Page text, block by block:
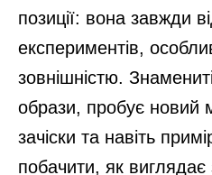
позиції: вона завжди
експериментів,
зовнішністю.
образи, пробує новий
зачіски та навіть
побачити, як